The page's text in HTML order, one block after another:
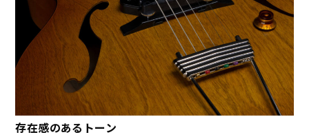
存在感のあるトーン